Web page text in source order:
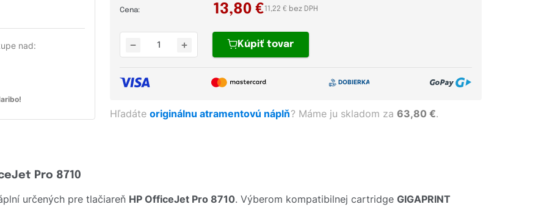
nad:
Cena: 13,80 € 11,22 € bez DPH
Kúpiťtovar
Hľadáteoriginálnu atramentovú náplň? Máme ju skladom za63,80 €.
Pro 8710
určených pre tlačiareň HP OfficeJet Pro 8710. Výberom kompatibilnej cartridge GIGAPRINT